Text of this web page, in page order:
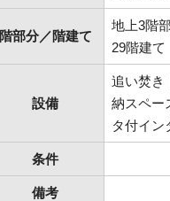
階部分／階建て
地上3階
29階建て
設備
追い焚き
納スペー
タ付イン
条件
備考